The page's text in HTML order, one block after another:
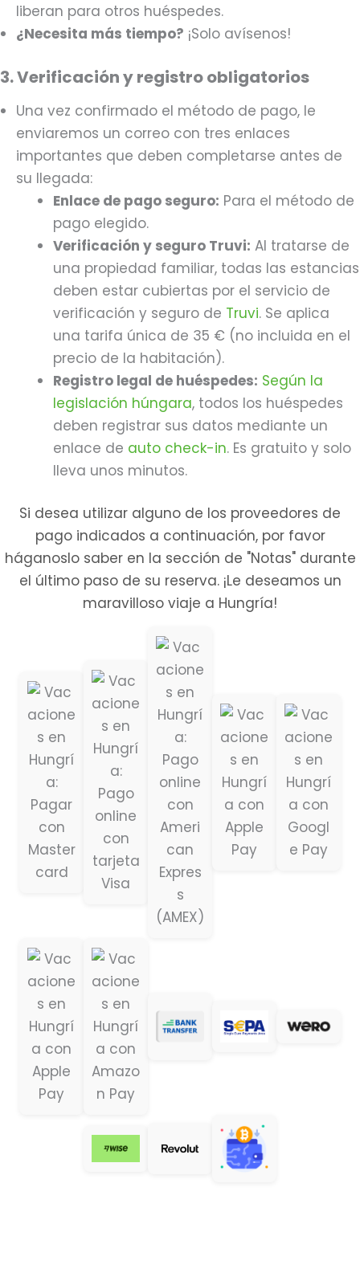
liberan para otros huéspedes.
¿Necesita más tiempo? ¡Solo avísenos!
3. Verificación y registro obligatorios
Una vez confirmado el método de pago, le
enviaremos un correo con tres enlaces
importantes que deben completarse antes de
su llegada:
Enlace de pago seguro: Para el método de
pago elegido.
Verificación y seguro Truvi: Al tratarse de
una propiedad familiar, todas las estancias
deben estar cubiertas por el servicio de
verificación y seguro de Truvi. Se aplica
una tarifa única de 35 € (no incluida en el
precio de la habitación).
Registro legal de huéspedes: Según la
legislación húngara, todos los huéspedes
deben registrar sus datos mediante un
enlace de auto check-in. Es gratuito y solo
lleva unos minutos.
Si desea utilizar alguno de los proveedores de
pago indicados a continuación, por favor
háganoslo saber en la sección de "Notas" durante
el último paso de su reserva. ¡Le deseamos un
maravilloso viaje a Hungría!